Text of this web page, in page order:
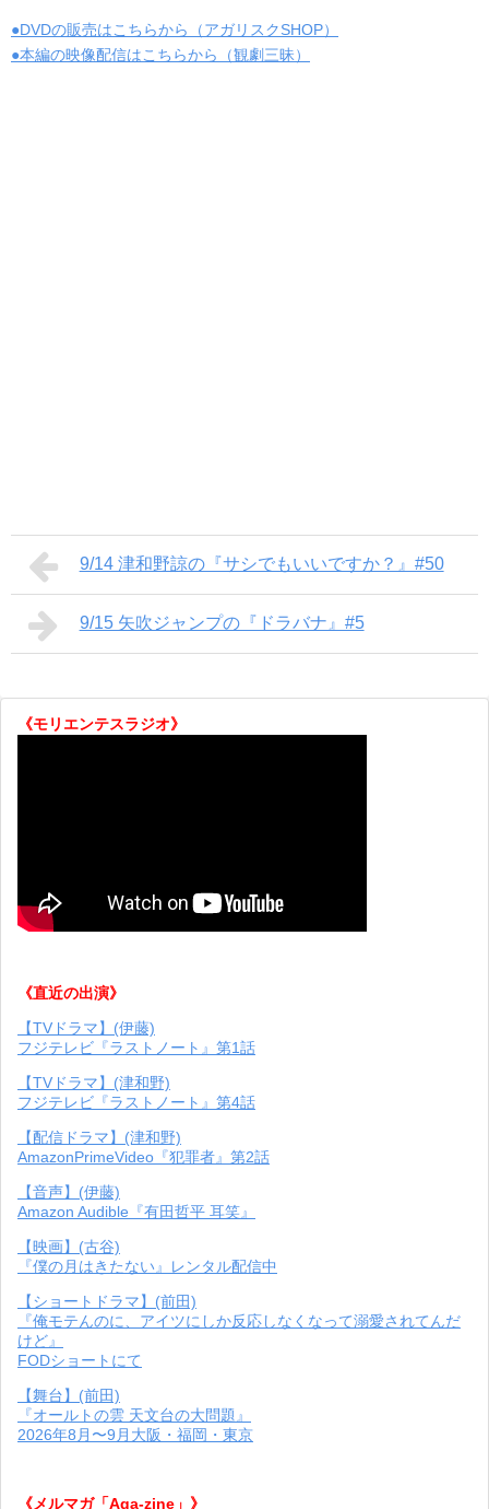
●DVDの販売はこちらから（アガリスクSHOP）
●本編の映像配信はこちらから（観劇三昧）
9/14 津和野諒の『サシでもいいですか？』#50
9/15 矢吹ジャンプの『ドラバナ』#5
《モリエンテスラジオ》
《直近の出演》
【TVドラマ】(伊藤)
フジテレビ『ラストノート』第1話
【TVドラマ】(津和野)
フジテレビ『ラストノート』第4話
【配信ドラマ】(津和野)
AmazonPrimeVideo『犯罪者』第2話
【音声】(伊藤)
Amazon Audible『有田哲平 耳笑』
【映画】(古谷)
『僕の月はきたない』レンタル配信中
【ショートドラマ】(前田)
『俺モテんのに、アイツにしか反応しなくなって溺愛されてんだ
けど』
FODショートにて
【舞台】(前田)
『オールトの雲 天文台の大問題』
2026年8月〜9月大阪・福岡・東京
《メルマガ「Aga-zine」》